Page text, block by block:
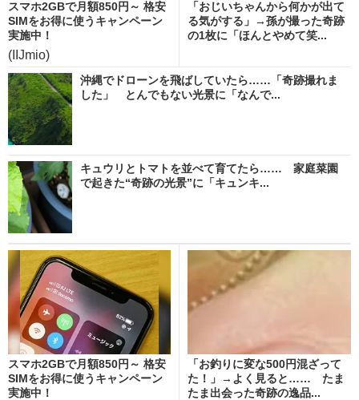
スマホ2GBで月額850円～ 格安
SIMをお得に使うキャンペーン
実施中！
(IIJmio)
「おじいちゃんから何かが出て
る気がする」→孫が撮った奇跡
の1枚に「ほんとやめて笑...
沖縄でドローンを飛ばしていたら……「奇跡撮れま
した」 とんでもない光景に「なんで...
キュウリとトマトを並べて育てたら…… 家庭菜園
で起きた“奇跡の光景”に「キュンキ...
スマホ2GBで月額850円～ 格安
SIMをお得に使うキャンペーン
実施中！
「お釣りに変な500円混ざって
た！」→よく見ると…… たま
たま出会った奇跡の逸品...